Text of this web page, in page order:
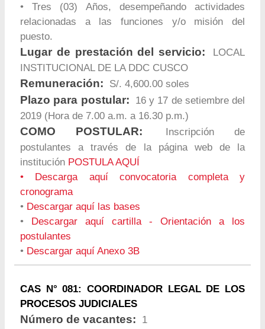
• Tres (03) Años, desempeñando actividades
relacionadas a las funciones y/o misión del
puesto.
Lugar de prestación del servicio:
LOCAL
INSTITUCIONAL DE LA DDC CUSCO
Remuneración: S/. 4,600.00 soles
Plazo para postular:
16 y 17 de setiembre del
2019 (Hora de 7.00 a.m. a 16.30 p.m.)
COMO POSTULAR:
Inscripción de
postulantes a través de la página web de la
institución POSTULA AQUÍ
•
Descarga aquí convocatoria completa y
cronograma
• Descargar aquí las bases
•
Descargar aquí cartilla - Orientación a los
postulantes
• Descargar aquí Anexo 3B
CAS N° 081: COORDINADOR LEGAL DE LOS
PROCESOS JUDICIALES
Número de vacantes: 1